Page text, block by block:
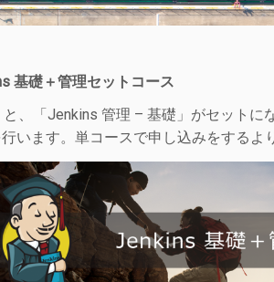
基礎＋管理セットコース
と、「Jenkins 管理 – 基礎」がセットに
います。単コースで申し込みをするよ